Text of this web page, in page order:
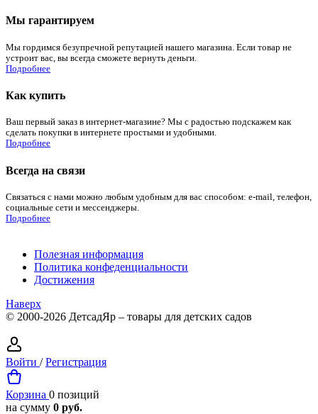
Мы гарантируем
Мы гордимся безупречной репутацией нашего магазина. Если товар не
устроит вас, вы всегда сможете вернуть деньги.
Подробнее
Как купить
Ваш первый заказ в интернет-магазине? Мы с радостью подскажем как
сделать покупки в интернете простыми и удобными.
Подробнее
Всегда на связи
Связаться с нами можно любым удобным для вас способом: e-mail, телефон,
социальные сети и мессенджеры.
Подробнее
Полезная информация
Политика конфеденциальности
Достижения
Наверх
© 2000-2026 ДетсадЯр – товары для детских садов
Войти /Регистрация
Корзина 0 позиций
на сумму 0 руб.